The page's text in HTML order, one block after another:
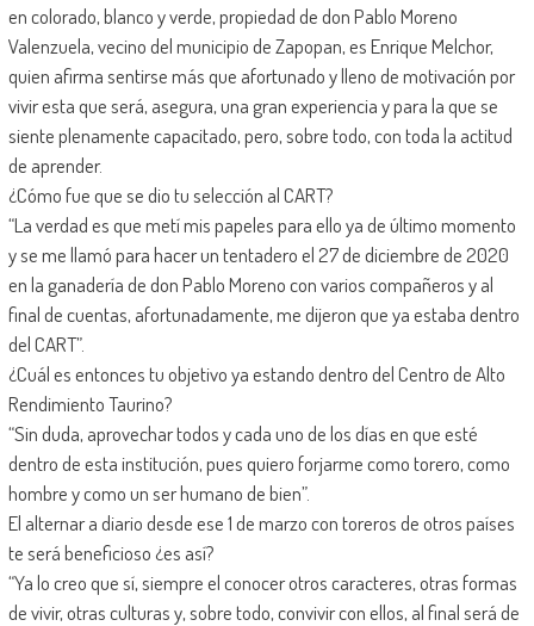
en colorado, blanco y verde, propiedad de don Pablo Moreno
Valenzuela, vecino del municipio de Zapopan, es Enrique Melchor,
quien afirma sentirse más que afortunado y lleno de motivación por
vivir esta que será, asegura, una gran experiencia y para la que se
siente plenamente capacitado, pero, sobre todo, con toda la actitud
de aprender.
¿Cómo fue que se dio tu selección al CART?
“La verdad es que metí mis papeles para ello ya de último momento
y se me llamó para hacer un tentadero el 27 de diciembre de 2020
en la ganadería de don Pablo Moreno con varios compañeros y al
final de cuentas, afortunadamente, me dijeron que ya estaba dentro
del CART”.
¿Cuál es entonces tu objetivo ya estando dentro del Centro de Alto
Rendimiento Taurino?
“Sin duda, aprovechar todos y cada uno de los días en que esté
dentro de esta institución, pues quiero forjarme como torero, como
hombre y como un ser humano de bien”.
El alternar a diario desde ese 1 de marzo con toreros de otros países
te será beneficioso ¿es así?
“Ya lo creo que sí, siempre el conocer otros caracteres, otras formas
de vivir, otras culturas y, sobre todo, convivir con ellos, al final será de